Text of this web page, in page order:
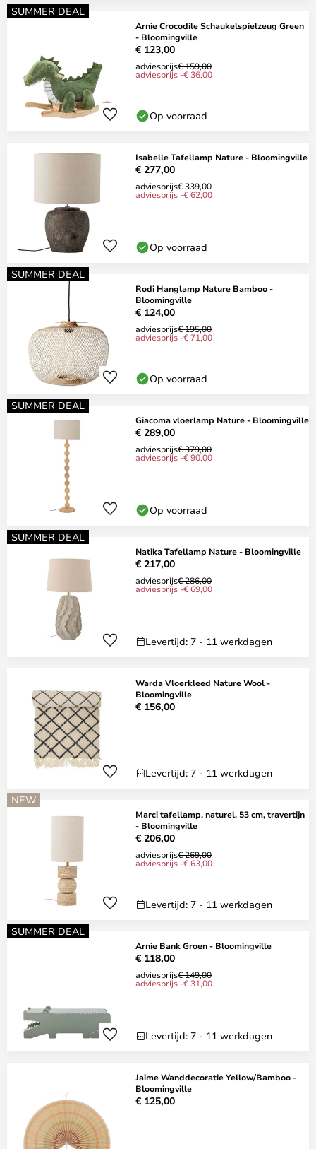
SUMMER DEAL
Arnie Crocodile Schaukelspielzeug Green
- Bloomingville
€ 123,00
adviesprijs€ 159,00
adviesprijs -€ 36,00
Op voorraad
Isabelle Tafellamp Nature - Bloomingville
€ 277,00
adviesprijs€ 339,00
adviesprijs -€ 62,00
Op voorraad
SUMMER DEAL
Rodi Hanglamp Nature Bamboo -
Bloomingville
€ 124,00
adviesprijs€ 195,00
adviesprijs -€ 71,00
Op voorraad
SUMMER DEAL
Giacoma vloerlamp Nature - Bloomingville
€ 289,00
adviesprijs€ 379,00
adviesprijs -€ 90,00
Op voorraad
SUMMER DEAL
Natika Tafellamp Nature - Bloomingville
€ 217,00
adviesprijs€ 286,00
adviesprijs -€ 69,00
Levertijd: 7 - 11 werkdagen
Warda Vloerkleed Nature Wool -
Bloomingville
€ 156,00
Levertijd: 7 - 11 werkdagen
NEW
Marci tafellamp, naturel, 53 cm, travertijn
- Bloomingville
€ 206,00
adviesprijs€ 269,00
adviesprijs -€ 63,00
Levertijd: 7 - 11 werkdagen
SUMMER DEAL
Arnie Bank Groen - Bloomingville
€ 118,00
adviesprijs€ 149,00
adviesprijs -€ 31,00
Levertijd: 7 - 11 werkdagen
Jaime Wanddecoratie Yellow/Bamboo -
Bloomingville
€ 125,00